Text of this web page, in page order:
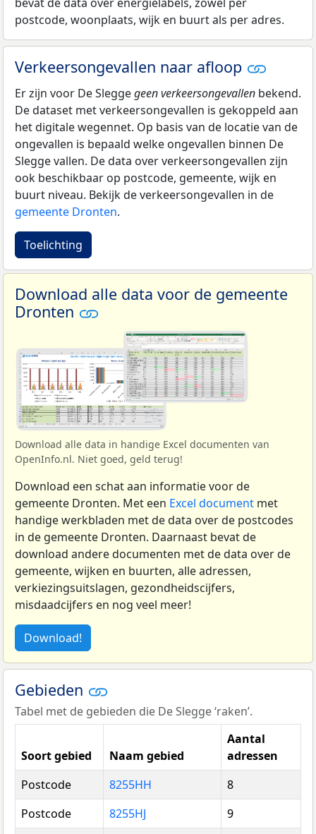
postcode, woonplaats, wijk en buurt als per adres.
Verkeersongevallen naar afloop
Er zijn voor De Sleggegeen verkeersongevallen bekend.
De dataset met verkeersongevallen is gekoppeld aan
het digitale wegennet. Op basis van de locatie van de
ongevallen is bepaald welke ongevallen binnen De
Slegge vallen. De data over verkeersongevallen zijn
ook beschikbaar op postcode, gemeente, wijk en
buurt niveau. Bekijk de verkeersongevallen in de
gemeente Dronten.
Toelichting
Download alle data voor de gemeente
Dronten
Download alle data in handige Excel documenten van
OpenInfo.nl. Niet goed, geld terug!
Download een schat aan informatie voor de
gemeente Dronten. Met een Excel document met
handige werkbladen met de data over de postcodes
in de gemeente Dronten. Daarnaast bevat de
download andere documenten met de data over de
gemeente, wijken en buurten, alle adressen,
verkiezingsuitslagen, gezondheidscijfers,
misdaadcijfers en nog veel meer!
Download!
Gebieden
Tabel met de gebieden die De Slegge ‘raken’.
Soort gebied Naam gebied
Aantal
adressen
Postcode
8255HH
8
Postcode
8255HJ
9